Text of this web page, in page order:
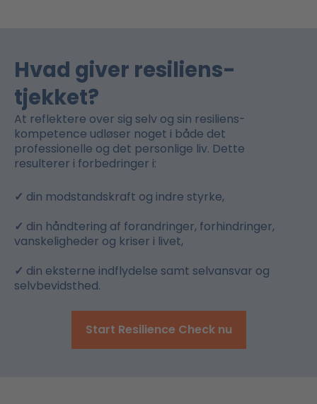
Hvad giver resiliens-
tjekket?
At reflektere over sig selv og sin resiliens-
kompetence udløser noget i både det
professionelle og det personlige liv. Dette
resulterer i forbedringer i:
✓ din modstandskraft og indre styrke,
✓ din håndtering af forandringer, forhindringer,
vanskeligheder og kriser i livet,
✓ din eksterne indflydelse samt selvansvar og
selvbevidsthed.
Start Resilience Check nu